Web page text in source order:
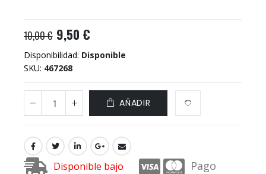
10,00 € 9,50 €
Disponibilidad: Disponible
SKU 467268
AÑADIR
Disponible bajo
Pago